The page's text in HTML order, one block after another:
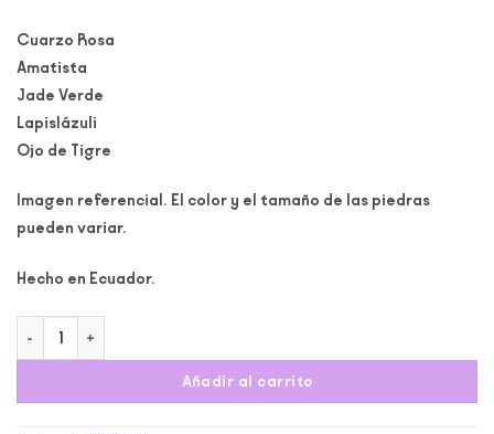
Cuarzo Rosa
Amatista
Jade Verde
Lapislázuli
Ojo de Tigre
Imagen referencial. El color y el tamaño de las piedras
pueden variar.
Hecho en Ecuador.
Añadir al carrito